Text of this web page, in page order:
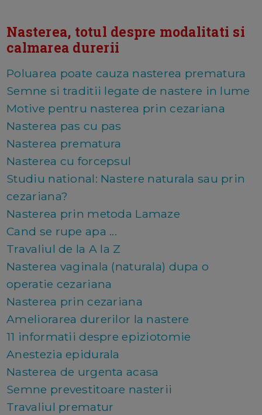
Nasterea, totul despre modalitati si
calmarea durerii
Poluarea poate cauza nasterea prematura
Semne si traditii legate de nastere in lume
Motive pentru nasterea prin cezariana
Nasterea pas cu pas
Nasterea prematura
Nasterea cu forcepsul
Studiu national: Nastere naturala sau prin
cezariana?
Nasterea prin metoda Lamaze
Cand se rupe apa ...
Travaliul de la A la Z
Nasterea vaginala (naturala) dupa o
operatie cezariana
Nasterea prin cezariana
Ameliorarea durerilor la nastere
11 informatii despre epiziotomie
Anestezia epidurala
Nasterea de urgenta acasa
Semne prevestitoare nasterii
Travaliul prematur